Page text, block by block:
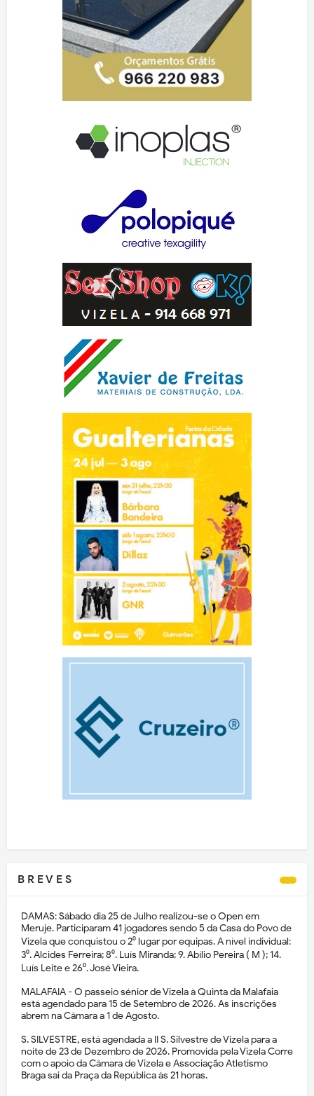
B R E V E S
DAMAS: Sábado dia 25 de Julho realizou-se o Open em
Meruje. Participaram 41 jogadores sendo 5 da Casa do Povo de
Vizela que conquistou o 2⁰ lugar por equipas. A nível individual:
3⁰. Alcides Ferreira; 8⁰. Luís Miranda; 9. Abílio Pereira ( M ); 14.
Luís Leite e 26⁰. José Vieira.
MALAFAIA - O passeio sénior de Vizela à Quinta da Malafaia
está agendado para 15 de Setembro de 2026. As inscrições
abrem na Câmara a 1 de Agosto.
S. SILVESTRE, está agendada a II S. Silvestre de Vizela para a
noite de 23 de Dezembro de 2026. Promovida pela Vizela Corre
com o apoio da Câmara de Vizela e Associação Atletismo
Braga sai da Praça da República às 21 horas.